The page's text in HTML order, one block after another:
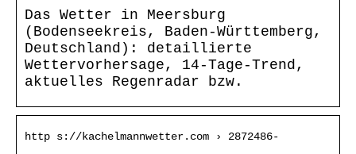
Das Wetter in Meersburg
(Bodenseekreis, Baden-Württemberg,
Deutschland): detaillierte
Wettervorhersage, 14-Tage-Trend,
aktuelles Regenradar bzw.
http s://kachelmannwetter.com › 2872486-